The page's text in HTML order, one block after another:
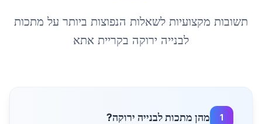
תשובות מקצועיות לשאלות הנפוצות ביותר על מתכות
לבנייה ירוקה בקריית אתא
1 מהן מתכות לבנייה ירוקה?